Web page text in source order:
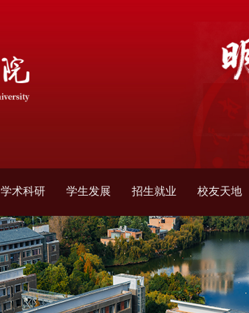
学术科研 学生发展 招生就业 校友天地